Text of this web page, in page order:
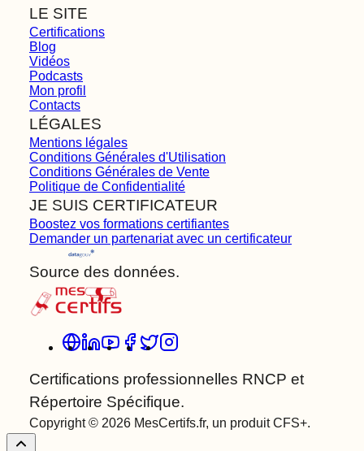
LE SITE
Certifications
Blog
Vidéos
Podcasts
Mon profil
Contacts
LÉGALES
Mentions légales
Conditions Générales d'Utilisation
Conditions Générales de Vente
Politique de Confidentialité
JE SUIS CERTIFICATEUR
Boostez vos formations certifiantes
Demander un partenariat avec un certificateur
Source des données.
Certifications professionnelles RNCP et
Répertoire Spécifique.
Copyright © 2026 MesCertifs.fr, un produit CFS+.